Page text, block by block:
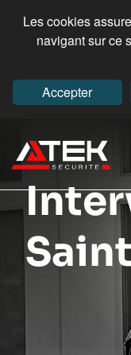
Les cookies
navigant sur ce
Accepter